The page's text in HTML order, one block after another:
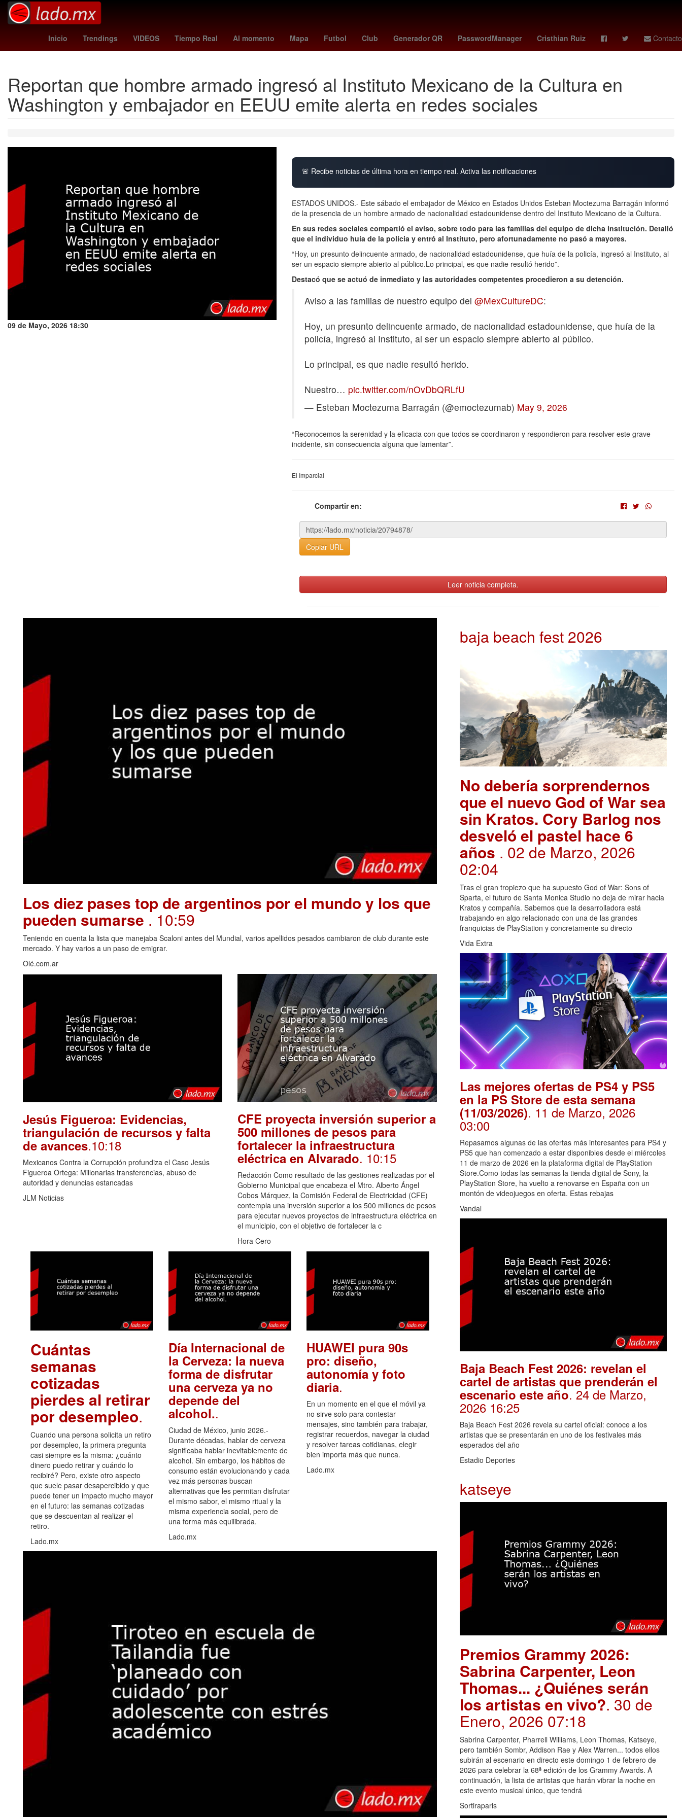
Inicio Trendings VIDEOS Tiempo Real Al momento Mapa Futbol Club Generador QR PasswordManager Cristhian Ruiz Contacto
Dólar estadounidense Maíz transgénico Aguascalientes Amistosos Brasil China frankfurt - hoffenheim #OndaDeCalor Selección de fútbol de Gabón Marc Cucurella
Reportan que hombre armado ingresó al Instituto Mexicano de la Cultura en
Washington y embajador en EEUU emite alerta en redes sociales
09 de Mayo, 2026 18:30
🚨 Recibe noticias de última hora en tiempo real. Activa las notificaciones
ESTADOS UNIDOS.- Este sábado el embajador de México en Estados Unidos Esteban Moctezuma Barragán informó
de la presencia de un hombre armado de nacionalidad estadounidense dentro del Instituto Mexicano de la Cultura.
En sus redes sociales compartió el aviso, sobre todo para las familias del equipo de dicha institución. Detalló
que el individuo huía de la polícia y entró al Instituto, pero afortunadamente no pasó a mayores.
“Hoy, un presunto delincuente armado, de nacionalidad estadounidense, que huía de la policía, ingresó al Instituto, al
ser un espacio siempre abierto al público.Lo principal, es que nadie resultó herido”.
Destacó que se actuó de inmediato y las autoridades competentes procedieron a su detención.
Aviso a las familias de nuestro equipo del @MexCultureDC:
Hoy, un presunto delincuente armado, de nacionalidad estadounidense, que huía de la
policía, ingresó al Instituto, al ser un espacio siempre abierto al público.
Lo principal, es que nadie resultó herido.
Nuestro… pic.twitter.com/nOvDbQRLfU
— Esteban Moctezuma Barragán (@emoctezumab) May 9, 2026
“Reconocemos la serenidad y la eficacia con que todos se coordinaron y respondieron para resolver este grave
incidente, sin consecuencia alguna que lamentar”.
El Imparcial
Compartir en:
Copiar URL
Leer noticia completa.
Los diez pases top de argentinos por el mundo y los que
pueden sumarse . 10:59
Teniendo en cuenta la lista que manejaba Scaloni antes del Mundial, varios apellidos pesados cambiaron de club durante este
mercado. Y hay varios a un paso de emigrar.
Olé.com.ar
Jesús Figueroa: Evidencias,
triangulación de recursos y falta
de avances.10:18
Mexicanos Contra la Corrupción profundiza el Caso Jesús
Figueroa Ortega: Millonarias transferencias, abuso de
autoridad y denuncias estancadas
JLM Noticias
CFE proyecta inversión superior a
500 millones de pesos para
fortalecer la infraestructura
eléctrica en Alvarado. 10:15
Redacción Como resultado de las gestiones realizadas por el
Gobierno Municipal que encabeza el Mtro. Alberto Ángel
Cobos Márquez, la Comisión Federal de Electricidad (CFE)
contempla una inversión superior a los 500 millones de pesos
para ejecutar nuevos proyectos de infraestructura eléctrica en
el municipio, con el objetivo de fortalecer la c
Hora Cero
Cuántas
semanas
cotizadas
pierdes al retirar
por desempleo.
Cuando una persona solicita un retiro
por desempleo, la primera pregunta
casi siempre es la misma: ¿cuánto
dinero puedo retirar y cuándo lo
recibiré? Pero, existe otro aspecto
que suele pasar desapercibido y que
puede tener un impacto mucho mayor
en el futuro: las semanas cotizadas
que se descuentan al realizar el
retiro.
Lado.mx
Día Internacional de
la Cerveza: la nueva
forma de disfrutar
una cerveza ya no
depende del
alcohol..
Ciudad de México, junio 2026.-
Durante décadas, hablar de cerveza
significaba hablar inevitablemente de
alcohol. Sin embargo, los hábitos de
consumo están evolucionando y cada
vez más personas buscan
alternativas que les permitan disfrutar
el mismo sabor, el mismo ritual y la
misma experiencia social, pero de
una forma más equilibrada.
Lado.mx
HUAWEI pura 90s
pro: diseño,
autonomía y foto
diaria.
En un momento en el que el móvil ya
no sirve solo para contestar
mensajes, sino también para trabajar,
registrar recuerdos, navegar la ciudad
y resolver tareas cotidianas, elegir
bien importa más que nunca.
Lado.mx
baja beach fest 2026
No debería sorprendernos
que el nuevo God of War sea
sin Kratos. Cory Barlog nos
desveló el pastel hace 6
años . 02 de Marzo, 2026
02:04
Tras el gran tropiezo que ha supuesto God of War: Sons of
Sparta, el futuro de Santa Monica Studio no deja de mirar hacia
Kratos y compañía. Sabemos que la desarrolladora está
trabajando en algo relacionado con una de las grandes
franquicias de PlayStation y concretamente su directo
Vida Extra
Las mejores ofertas de PS4 y PS5
en la PS Store de esta semana
(11/03/2026). 11 de Marzo, 2026
03:00
Repasamos algunas de las ofertas más interesantes para PS4 y
PS5 que han comenzado a estar disponibles desde el miércoles
11 de marzo de 2026 en la plataforma digital de PlayStation
Store.Como todas las semanas la tienda digital de Sony, la
PlayStation Store, ha vuelto a renovarse en España con un
montón de videojuegos en oferta. Estas rebajas
Vandal
Baja Beach Fest 2026: revelan el
cartel de artistas que prenderán el
escenario este año. 24 de Marzo,
2026 16:25
Baja Beach Fest 2026 revela su cartel oficial: conoce a los
artistas que se presentarán en uno de los festivales más
esperados del año
Estadio Deportes
katseye
Premios Grammy 2026:
Sabrina Carpenter, Leon
Thomas... ¿Quiénes serán
los artistas en vivo?. 30 de
Enero, 2026 07:18
Sabrina Carpenter, Pharrell Williams, Leon Thomas, Katseye,
pero también Sombr, Addison Rae y Alex Warren... todos ellos
subirán al escenario en directo este domingo 1 de febrero de
2026 para celebrar la 68ª edición de los Grammy Awards. A
continuación, la lista de artistas que harán vibrar la noche en
este evento musical único, que tendrá
Sortiraparis